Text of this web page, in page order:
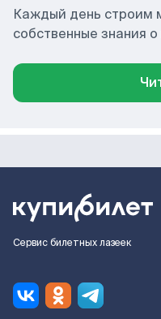
Каждый день строим
собственные знания
Сервис билетных лазеек